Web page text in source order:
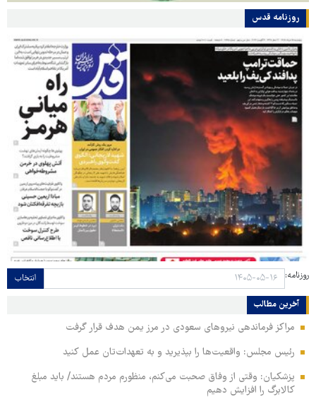
روزنامه قدس
روزنامه: انتخاب
آخرین مطالب
مراکز فرماندهی نیروهای سعودی در مرز یمن هدف قرار گرفت
رئیس مجلس: واقعیت‌ها را بپذیرید و به تعهدات‌تان عمل کنید
پزشکیان: وقتی از وفاق صحبت می‌کنم، منظورم مردم هستند/ باید مبلغ
کالابرگ را افزایش دهیم